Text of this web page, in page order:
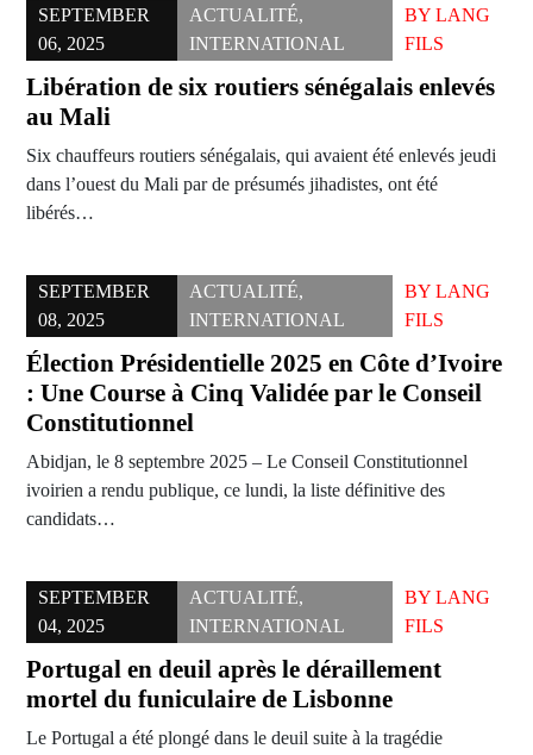
SEPTEMBER
06, 2025
ACTUALITÉ,
INTERNATIONAL
BYLANG
FILS
Libération de six routiers sénégalais enlevés
au Mali
Six chauffeurs routiers sénégalais, qui avaient été enlevés jeudi
dans l’ouest du Mali par de présumés jihadistes, ont été
libérés…
SEPTEMBER
08, 2025
ACTUALITÉ,
INTERNATIONAL
BYLANG
FILS
Élection Présidentielle 2025 en Côte d’Ivoire
: Une Course à Cinq Validée par le Conseil
Constitutionnel
Abidjan, le 8 septembre 2025 – Le Conseil Constitutionnel
ivoirien a rendu publique, ce lundi, la liste définitive des
candidats…
SEPTEMBER
04, 2025
ACTUALITÉ,
INTERNATIONAL
BYLANG
FILS
Portugal en deuil après le déraillement
mortel du funiculaire de Lisbonne
Le Portugal a été plongé dans le deuil suite à la tragédie